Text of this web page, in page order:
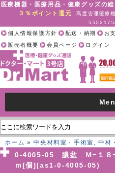
医療機器・医療用品・健康グッズの
３％ポイント還元
高度管理医療
個人情報保護方針 配送・納期 お
販売者概要
会員ページ ログイン
ホーム »中央材料室・手術室 , 中材
膿盆 Ｍ−１８−２７ ２７０×１
0-4005-05 膿盆 Ｍ−１８−
ｍ[個](as1-0-4005-05)